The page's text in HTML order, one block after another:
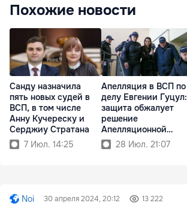
Похожие новости
Санду назначила
пять новых судей в
ВСП, в том числе
Анну Кучереску и
Серджиу Стратана
7 Июл. 14:25
Апелляция в ВСП по
делу Евгении Гуцул:
защита обжалует
решение
Апелляционной
палаты28 Июл. 21:07
Noi 30 апреля 2024, 20:12 13 222